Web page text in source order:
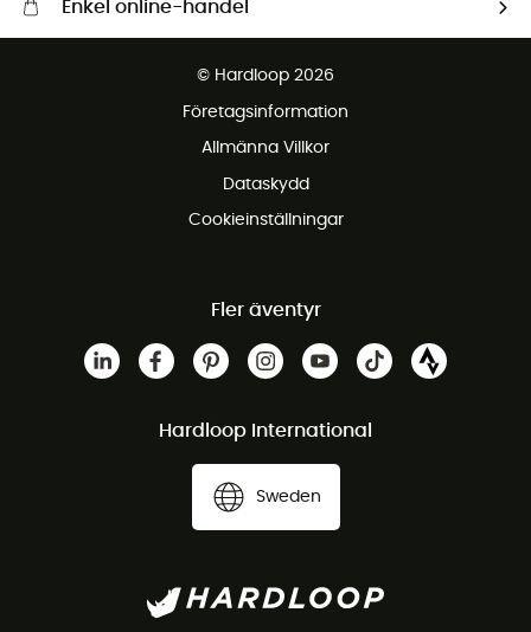
Enkel online-handel
Gratis retur inom 100 dagar
© Hardloop 2026
Företagsinformation
Allmänna Villkor
Dataskydd
Cookieinställningar
Fler äventyr
Hardloop International
Sweden